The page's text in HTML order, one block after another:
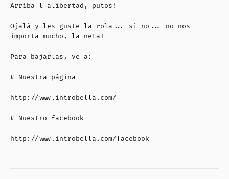
Arriba l alibertad, putos!
Ojalá y les guste la rola... si no... no nos
importa mucho, la neta!
Para bajarlas, ve a:
# Nuestra página
http://www.introbella.com/
# Nuestro facebook
http://www.introbella.com/facebook